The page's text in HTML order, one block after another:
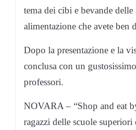
tema dei cibi e bevande
alimentazione che avete ben
Dopo la presentazione e la
conclusa con un
professori.
NOVARA – “Shop and eat
ragazzi delle scuole